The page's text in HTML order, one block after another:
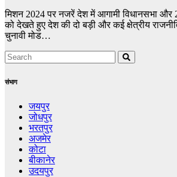
मिशन 2024 पर नजरें देश में आगामी विधानसभा
को देखते हुए देश की दो बड़ी और कई क्षेत्रीय
चुनावी मोड…
संभाग
जयपुर
जोधपुर
भरतपुर
अजमेर
कोटा
बीकानेर
उदयपुर